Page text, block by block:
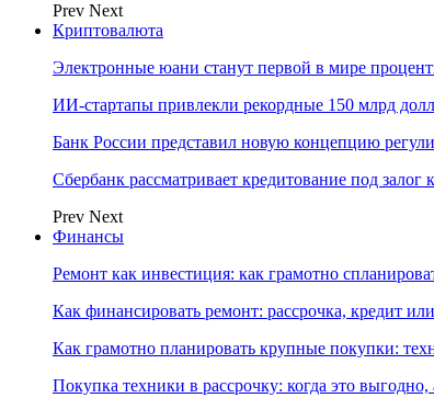
Prev Next
Криптовалюта
Электронные юани станут первой в мире
ИИ-стартапы привлекли рекордные 150 млрд
Банк России представил новую концепцию
Сбербанк рассматривает кредитование под
Prev Next
Финансы
Ремонт как инвестиция: как грамотно
Как финансировать ремонт: рассрочка, кредит
Как грамотно планировать крупные покупки:
Покупка техники в рассрочку: когда это